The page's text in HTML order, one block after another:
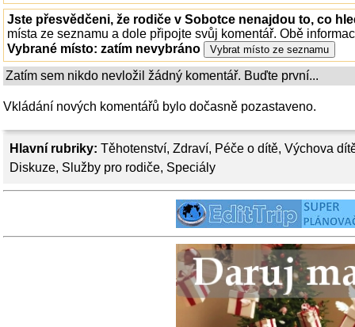
Hlavní rubriky: Těhotenství, Zdraví, Péče o dítě, Výchova
Diskuze, Služby pro rodiče, Speciály
Jste přesvědčeni, že rodiče v Sobotce nenajdou to, co
místa ze seznamu a dole připojte svůj komentář. Obě
Vybrané místo: zatím nevybráno
Zatím sem nikdo nevložil žádný komentář. Buďte první...
Vkládání nových komentářů bylo dočasně pozastaveno.